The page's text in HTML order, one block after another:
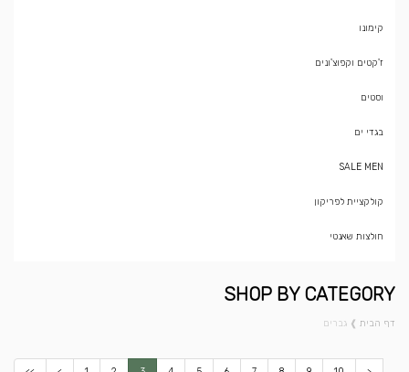
קימונו
ז'קטים וקפוצ'ונים
וסטים
בגדי ים
SALE MEN
קולקציית לפריקון
חולצות שאנטי
SHOP BY CATEGORY
דף הבית ❱ גברים